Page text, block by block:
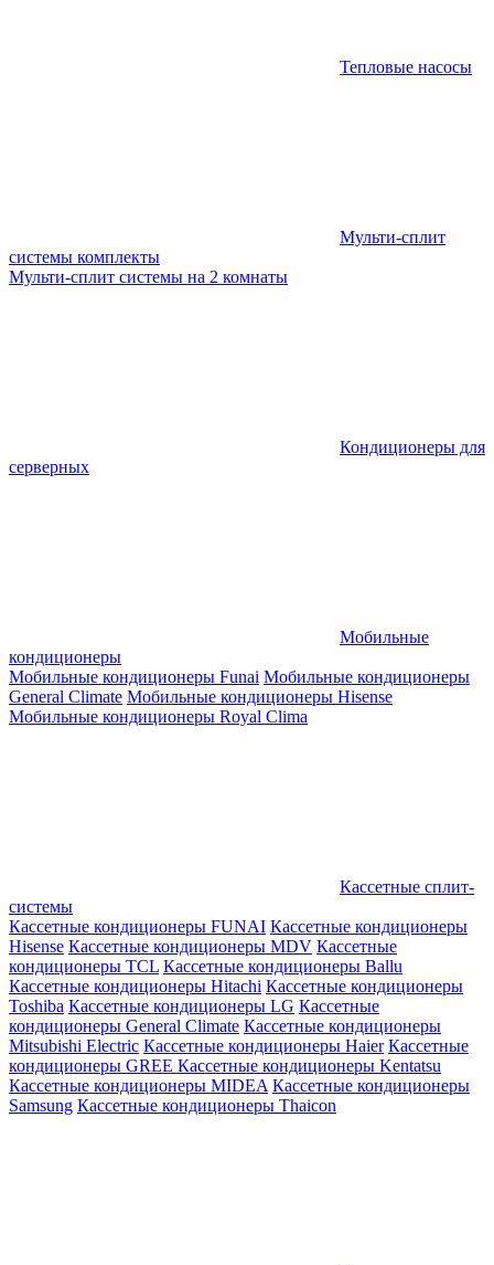
Тепловые насосы
Мульти-сплит
системы комплекты
Мульти-сплит системы на 2 комнаты
Кондиционеры для
серверных
Мобильные
кондиционеры
Мобильные кондиционеры Funai Мобильные кондиционеры
General Climate Мобильные кондиционеры Hisense
Мобильные кондиционеры Royal Clima
Кассетные сплит-
системы
Кассетные кондиционеры FUNAI Кассетные кондиционеры
Hisense Кассетные кондиционеры MDV Кассетные
кондиционеры TCL Кассетные кондиционеры Ballu
Кассетные кондиционеры Hitachi Кассетные кондиционеры
Toshiba Кассетные кондиционеры LG Кассетные
кондиционеры General Climate Кассетные кондиционеры
Mitsubishi Electric Кассетные кондиционеры Haier Кассетные
кондиционеры GREE Кассетные кондиционеры Kentatsu
Кассетные кондиционеры MIDEA Кассетные кондиционеры
Samsung Кассетные кондиционеры Thaicon